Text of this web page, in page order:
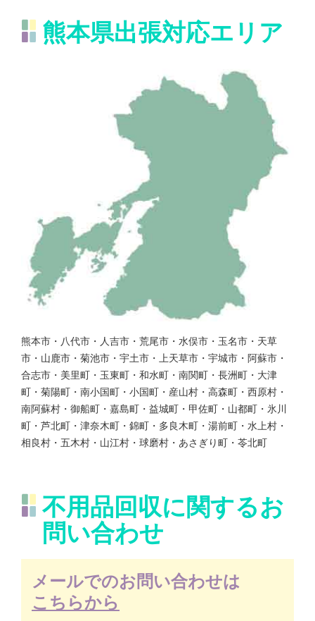
熊本県出張対応エリア
熊本市・八代市・人吉市・荒尾市・水俣市・玉名市・天草
市・山鹿市・菊池市・宇土市・上天草市・宇城市・阿蘇市・
合志市・美里町・玉東町・和水町・南関町・長洲町・大津
町・菊陽町・南小国町・小国町・産山村・高森町・西原村・
南阿蘇村・御船町・嘉島町・益城町・甲佐町・山都町・氷川
町・芦北町・津奈木町・錦町・多良木町・湯前町・水上村・
相良村・五木村・山江村・球磨村・あさぎり町・苓北町
不用品回収に関するお
問い合わせ
メールでのお問い合わせは
こちらから